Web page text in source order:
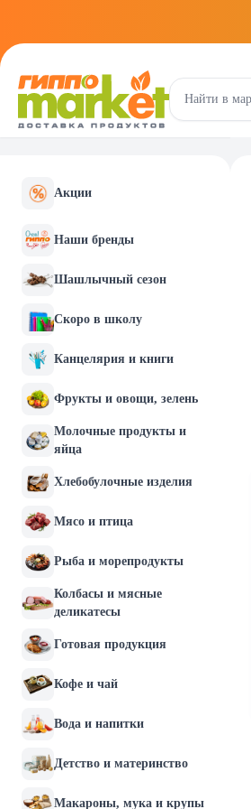
Акции
Наши бренды
Шашлычный сезон
Скоро в школу
Канцелярия и книги
Фрукты и овощи, зелень
Молочные продукты и
яйца
Хлебобулочные изделия
Мясо и птица
Рыба и морепродукты
Колбасы и мясные
деликатесы
Готовая продукция
Кофе и чай
Вода и напитки
Детство и материнство
Макароны, мука и крупы